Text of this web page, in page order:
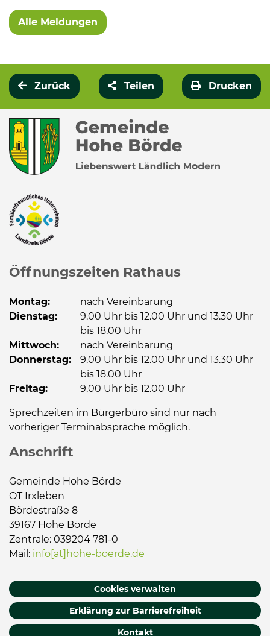
Alle Meldungen
Zurück Teilen Drucken
Öffnungszeiten Rathaus
Montag:
nach Vereinbarung
Dienstag:
9.00 Uhr bis 12.00 Uhr und 13.30 Uhr
bis 18.00 Uhr
Mittwoch:
nach Vereinbarung
Donnerstag: 9.00 Uhr bis 12.00 Uhr und 13.30 Uhr
bis 18.00 Uhr
Freitag:
9.00 Uhr bis 12.00 Uhr
Sprechzeiten im Bürgerbüro sind nur nach
vorheriger Terminabsprache möglich.
Anschrift
Gemeinde Hohe Börde
OT Irxleben
Bördestraße 8
39167 Hohe Börde
Zentrale: 039204 781-0
Mail: info[at]hohe-boerde.de
Cookies verwalten
Erklärung zur Barrierefreiheit
Kontakt